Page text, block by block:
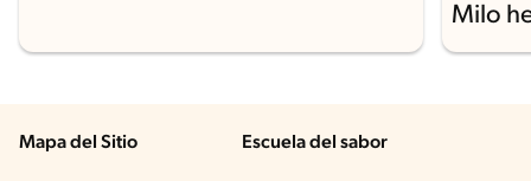
Milo
Mapa del Sitio Escuela del sabor